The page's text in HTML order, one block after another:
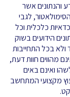
והנתונים אשר
לגבי
כלכלית וכל
הידועים בשוק
בכל התחייבות
מהווים חוות דעת,
ואינם באים
מקצועי המתחשב